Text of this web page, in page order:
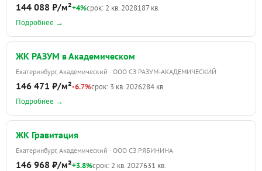
144 088 ₽/м²+4%срок: 2 кв. 2028187 кв.
Подробнее →
ЖК РАЗУМ в Академическом
Екатеринбург, Академический · ООО СЗ РАЗУМ-АКАДЕМИЧЕСКИЙ
146 471 ₽/м²-6.7%срок: 3 кв. 2026284 кв.
Подробнее →
ЖК Гравитация
Екатеринбург, Академический · ООО СЗ РЯБИНИНА
146 968 ₽/м²+3.8%срок: 2 кв. 2027631 кв.